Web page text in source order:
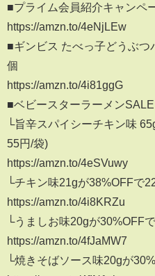
■プライム会員紹介キャンペ
https://amzn.to/4eNjLEw
■ギンビス たべっ子どうぶ
個
https://amzn.to/4i81ggG
■ベビースターラーメンSALE
└旨辛スパイシーチキン味
55円/袋)
https://amzn.to/4eSVuwy
└チキン味21gが38%OFFで
https://amzn.to/4i8KRZu
└うましお味20gが30%OFF
https://amzn.to/4fJaMW7
└焼きそばソース味20gが